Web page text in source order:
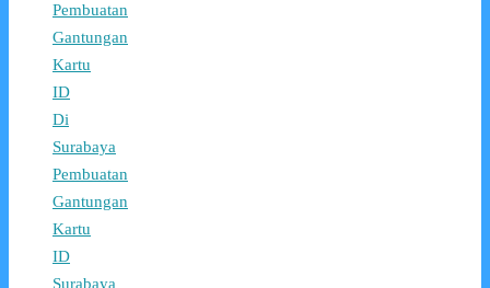
Pembuatan
Gantungan
Kartu
ID
Di
Surabaya
Pembuatan
Gantungan
Kartu
ID
Surabaya